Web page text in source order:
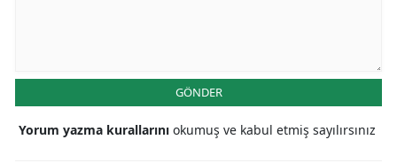
GÖNDER
Yorum yazma kurallarını okumuş ve kabul etmiş sayılırsınız